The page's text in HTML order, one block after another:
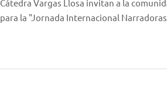
Cátedra Vargas Llosa invitan a la
para la "Jornada Internacional